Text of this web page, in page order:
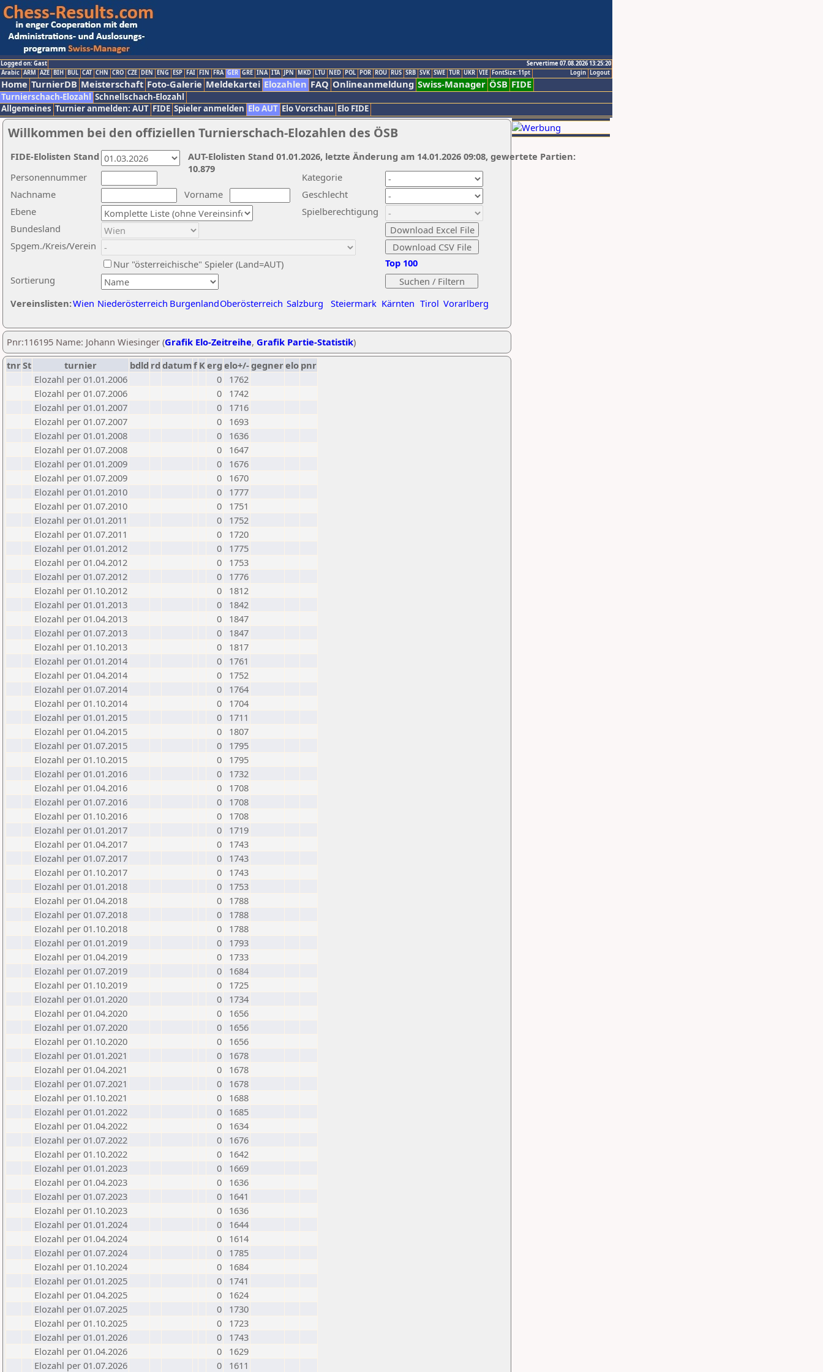
Logged on: Gast
Servertime 07.08.2026 13:25:20
Logout
Login
Arabic ARM AZE BIH BUL CAT CHN CRO CZE DEN ENG ESP FAI FIN FRA GER GRE INA ITA JPN MKD LTU NED POL POR ROU RUS SRB SVK SWE TUR UKR VIE FontSize:11pt
Home TurnierDB Meisterschaft Foto-Galerie Meldekartei Elozahlen FAQ Onlineanmeldung Swiss-Manager ÖSB FIDE
Turnierschach-Elozahl Schnellschach-Elozahl
Allgemeines Turnier anmelden: AUT FIDE Spieler anmelden Elo AUT Elo Vorschau Elo FIDE
Willkommen bei den offiziellen Turnierschach-Elozahlen des ÖSB
Nachname
Vorname
Ebene
Kategorie
Sortierung
Personennummer
Bundesland
Spgem./Kreis/Verein
Geschlecht
Nur "österreichische" Spieler (Land=AUT)
Spielberechtigung
Vereinslisten:Wien Niederösterreich BurgenlandOberösterreich Salzburg Steiermark Kärnten Tirol Vorarlberg
Top 100
AUT-Elolisten Stand 01.01.2026, letzte Änderung am 14.01.2026 09:08, gewertete Partien:
10.879
FIDE-Elolisten Stand
Pnr:116195 Name: Johann Wiesinger (Grafik Elo-Zeitreihe, Grafik Partie-Statistik)
tnrSt turnier bdld rd datumf Kerg elo+/-gegnerelo pnr
Elozahl per 01.01.2006
0
1762
Elozahl per 01.07.2006
0
1742
Elozahl per 01.01.2007
0
1716
Elozahl per 01.07.2007
0
1693
Elozahl per 01.01.2008
0
1636
Elozahl per 01.07.2008
0
1647
Elozahl per 01.01.2009
0
1676
Elozahl per 01.07.2009
0
1670
Elozahl per 01.01.2010
0
1777
Elozahl per 01.07.2010
0
1751
Elozahl per 01.01.2011
0
1752
Elozahl per 01.07.2011
0
1720
Elozahl per 01.01.2012
0
1775
Elozahl per 01.04.2012
0
1753
Elozahl per 01.07.2012
0
1776
Elozahl per 01.10.2012
0
1812
Elozahl per 01.01.2013
0
1842
Elozahl per 01.04.2013
0
1847
Elozahl per 01.07.2013
0
1847
Elozahl per 01.10.2013
0
1817
Elozahl per 01.01.2014
0
1761
Elozahl per 01.04.2014
0
1752
Elozahl per 01.07.2014
0
1764
Elozahl per 01.10.2014
0
1704
Elozahl per 01.01.2015
0
1711
Elozahl per 01.04.2015
0
1807
Elozahl per 01.07.2015
0
1795
Elozahl per 01.10.2015
0
1795
Elozahl per 01.01.2016
0
1732
Elozahl per 01.04.2016
0
1708
Elozahl per 01.07.2016
0
1708
Elozahl per 01.10.2016
0
1708
Elozahl per 01.01.2017
0
1719
Elozahl per 01.04.2017
0
1743
Elozahl per 01.07.2017
0
1743
Elozahl per 01.10.2017
0
1743
Elozahl per 01.01.2018
0
1753
Elozahl per 01.04.2018
0
1788
Elozahl per 01.07.2018
0
1788
Elozahl per 01.10.2018
0
1788
Elozahl per 01.01.2019
0
1793
Elozahl per 01.04.2019
0
1733
Elozahl per 01.07.2019
0
1684
Elozahl per 01.10.2019
0
1725
Elozahl per 01.01.2020
0
1734
Elozahl per 01.04.2020
0
1656
Elozahl per 01.07.2020
0
1656
Elozahl per 01.10.2020
0
1656
Elozahl per 01.01.2021
0
1678
Elozahl per 01.04.2021
0
1678
Elozahl per 01.07.2021
0
1678
Elozahl per 01.10.2021
0
1688
Elozahl per 01.01.2022
0
1685
Elozahl per 01.04.2022
0
1634
Elozahl per 01.07.2022
0
1676
Elozahl per 01.10.2022
0
1642
Elozahl per 01.01.2023
0
1669
Elozahl per 01.04.2023
0
1636
Elozahl per 01.07.2023
0
1641
Elozahl per 01.10.2023
0
1636
Elozahl per 01.01.2024
0
1644
Elozahl per 01.04.2024
0
1614
Elozahl per 01.07.2024
0
1785
Elozahl per 01.10.2024
0
1684
Elozahl per 01.01.2025
0
1741
Elozahl per 01.04.2025
0
1624
Elozahl per 01.07.2025
0
1730
Elozahl per 01.10.2025
0
1723
Elozahl per 01.01.2026
0
1743
Elozahl per 01.04.2026
0
1629
Elozahl per 01.07.2026
0 1611